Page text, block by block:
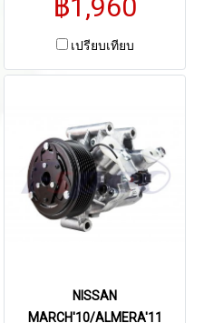
฿1,960
เปรียบเทียบ
NISSAN
MARCH'10/ALMERA'11